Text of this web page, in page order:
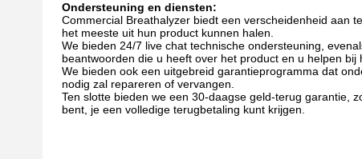
Ondersteuning en diensten:
Commercial Breathalyzer biedt een verscheidenheid aan
het meeste uit hun product kunnen halen.
We bieden 24/7 live chat technische ondersteuning,
beantwoorden die u heeft over het product en u helpen bij
We bieden ook een uitgebreid garantieprogramma dat
nodig zal repareren of vervangen.
Ten slotte bieden we een 30-daagse geld-terug garantie,
bent, je een volledige terugbetaling kunt krijgen.